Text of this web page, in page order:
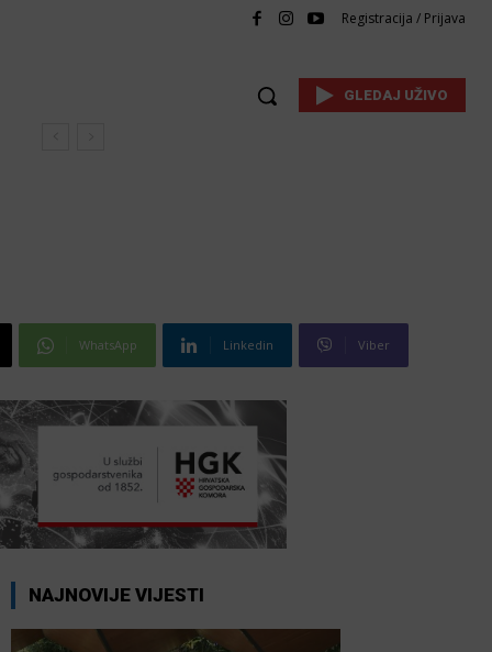
Registracija / Prijava
GLEDAJ UŽIVO
WhatsApp Linkedin Viber
NAJNOVIJE VIJESTI